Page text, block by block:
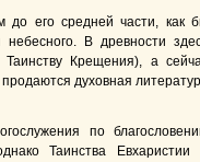
до его средней части, как
В древности
Крещения), а
духовная
по
Таинства Евхаристии